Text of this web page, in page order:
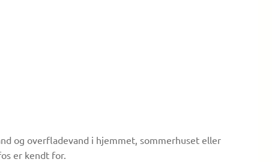
og overfladevand i hjemmet, sommerhuset eller
er kendt for.